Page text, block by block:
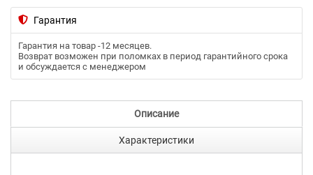
Гарантия
Гарантия на товар -12 месяцев.
Возврат возможен при поломках в период гарантийного срока
и обсуждается с менеджером
Описание
Характеристики